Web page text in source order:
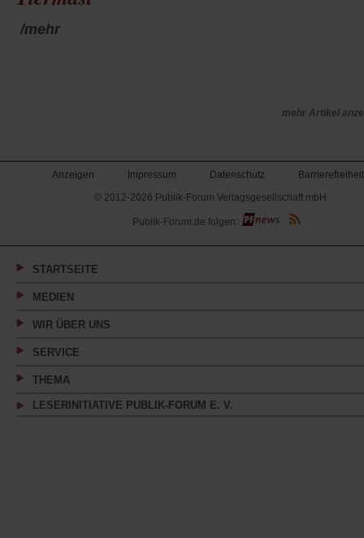
/mehr
mehr Artikel
Anzeigen Impressum Datenschutz
Barrierefreiheit
© 2012-2026 Publik-Forum Verlagsgesellschaft mbH
(Öffnet
in
neuen
Publik-Forum.de folgen:
STARTSEITE
MEDIEN
WIR ÜBER UNS
SERVICE
THEMA
LESERINITIATIVE PUBLIK-FORUM E. V.